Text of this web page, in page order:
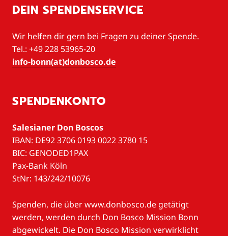
DEIN SPENDENSERVICE
Wir helfen dir gern bei Fragen zu deiner Spende.
Tel.: +49 228 53965-20
info-bonn(at)donbosco.de
SPENDENKONTO
Salesianer Don Boscos
IBAN: DE92 3706 0193 0022 3780 15
BIC: GENODED1PAX
Pax-Bank Köln
StNr: 143/242/10076
Spenden, die über www.donbosco.de getätigt
werden, werden durch Don Bosco Mission Bonn
abgewickelt. Die Don Bosco Mission verwirklicht